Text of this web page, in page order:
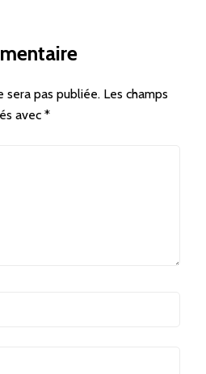
sera pas publiée. Les champs
avec *